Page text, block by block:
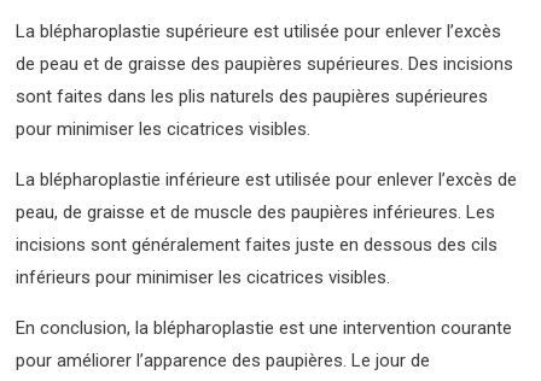
La blépharoplastie supérieure est utilisée pour enlever l’excès
de peau et de graisse des paupières supérieures. Des incisions
sont faites dans les plis naturels des paupières supérieures
pour minimiser les cicatrices visibles.
La blépharoplastie inférieure est utilisée pour enlever l’excès de
peau, de graisse et de muscle des paupières inférieures. Les
incisions sont généralement faites juste en dessous des cils
inférieurs pour minimiser les cicatrices visibles.
En conclusion, la blépharoplastie est une intervention courante
pour améliorer l’apparence des paupières. Le jour de